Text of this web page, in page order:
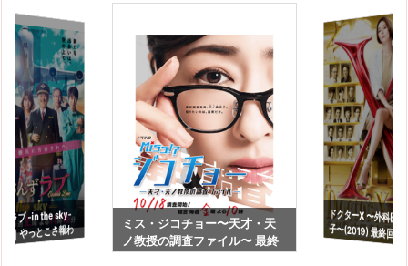
ラブ -in the sky-
｜やっとこさ報わ
て、え…？
ミス・ジコチョー〜天才・天
ノ教授の調査ファイル〜 最終
回 感想｜失敗を認める事の大
ドクターX 〜外科医
子〜(2019) 最終回
ラスって結局何